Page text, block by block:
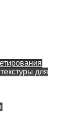
для